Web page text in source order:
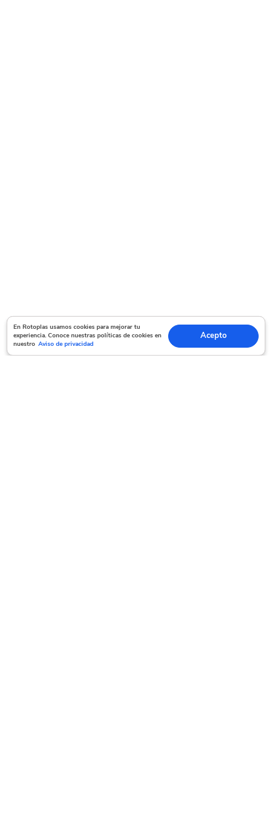
En Rotoplas usamos cookies para mejorar tu experiencia. Conoce nuestras políticas
de cookies en nuestro Aviso de privacidad Acepto
En Rotoplas usamos cookies para mejorar tu
experiencia. Conoce nuestras políticas de cookies en
nuestro Aviso de privacidad
Acepto